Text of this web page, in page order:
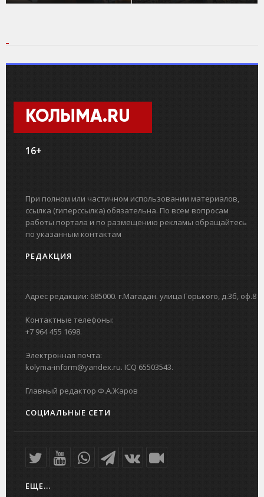
КОЛЫМА.RU
16+
При полном или частичном использовании материалов,
ссылка (гиперссылка) обязательна. По всем вопросам
работы портала и по размещению рекламы обращайтесь
по указанным контактам
РЕДАКЦИЯ
Адрес редакции: 685000. г.Магадан. улица Горького, д.3б, оф.8
Контактные телефоны:
+7 964 455 1698.
Электронная почта:
kolyma-inform@yandex.ru. ICQ 65503543.
Главный редактор Ф.А.Жаров
СОЦИАЛЬНЫЕ СЕТИ
ЕЩЕ...